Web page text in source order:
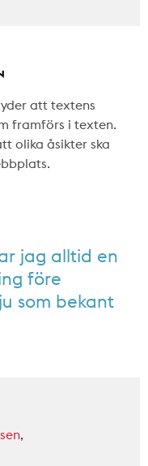
att textens
framförs i texten.
olika åsikter ska
jag alltid en
före
som bekant
,